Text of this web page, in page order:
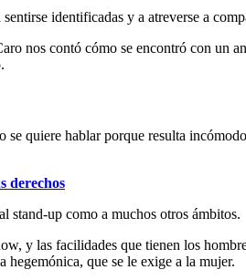
identificadas y a atreverse a
nos contó cómo se encontró con un
quiere hablar porque resulta
derechos
stand-up como a muchos otros ámbitos.
y las facilidades que tienen los
hegemónica, que se le exige a la mujer.